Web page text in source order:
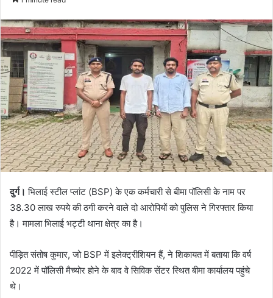
दुर्ग।भिलाई स्टील प्लांट (BSP) के एक कर्मचारी से बीमा पॉलिसी के नाम पर
38.30 लाख रुपये की ठगी करने वाले दो आरोपियों को पुलिस ने गिरफ्तार किया
है। मामला भिलाई भट्टी थाना क्षेत्र का है।
पीड़ित संतोष कुमार, जो BSP में इलेक्ट्रीशियन हैं, ने शिकायत में बताया कि वर्ष
2022 में पॉलिसी मैच्योर होने के बाद वे सिविक सेंटर स्थित बीमा कार्यालय पहुंचे
थे।